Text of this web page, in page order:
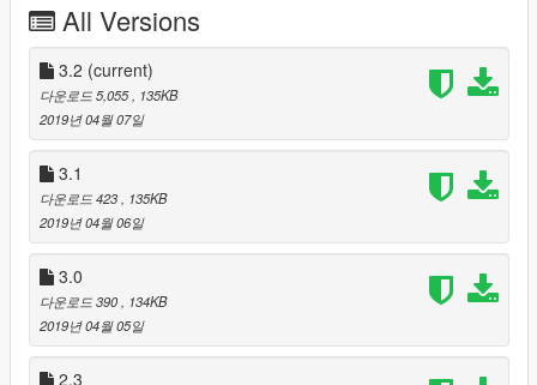
My menu allows you to RENT the BodyGuard for a price
tot, you can also choose to rent an immortal bodyguard,
but this will result in a price increase (prices can be
changed from the .ini file, but remember that even if you
put as price 0, the immortal BodyGuard will always cost 50
$$ (the price of the immortal bodyguard depends on the
price you put in the .ini file, if you put 100 the calculation
that will make the menu will be 100 + 50.))
Party
Coordinates
All Versions
3.2 (current)
다운로드 5,055
, 135KB
2019년 04월 07일
3.1
다운로드 423
, 135KB
2019년 04월 06일
3.0
다운로드 390
, 134KB
2019년 04월 05일
2.3